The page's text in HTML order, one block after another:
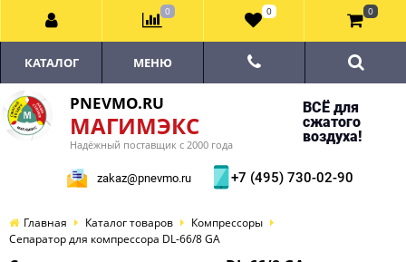
PNEVMO.RU
МАГИМЭКС
Надёжный поставщик с 2000 года
ВСЁ для
сжатого
воздуха!
zakaz@pnevmo.ru +7 (495) 730-02-90
КАТАЛОГ МЕНЮ
Главная Каталог товаров
Компрессоры
Сепаратор для компрессора DL-66/8 GA
0 0 0